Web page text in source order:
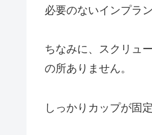
必要のないインプラ
ちなみに、スクリュ
の所ありません。
しっかりカップが固